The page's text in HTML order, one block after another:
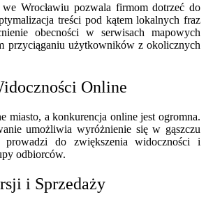
Wrocławiu pozwala firmom dotrzeć do
treści pod kątem lokalnych fraz
obecności w serwisach mapowych
przyciąganiu użytkowników z okolicznych
Online
miasto, a konkurencja online jest ogromna.
umożliwia wyróżnienie się w gąszczu
do zwiększenia widoczności i
odbiorców.
i Sprzedaży